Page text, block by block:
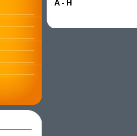
A - H